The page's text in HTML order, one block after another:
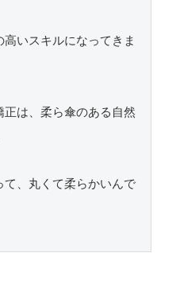
いスキルになってきま
は、柔ら傘のある自然
、丸くて柔らかいんで